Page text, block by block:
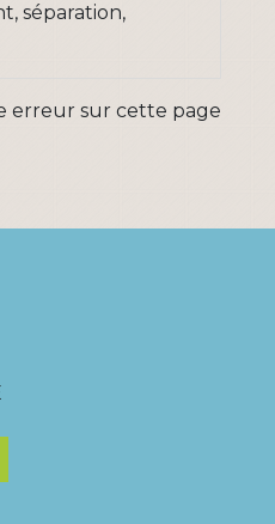
séparation,
erreur sur cette page